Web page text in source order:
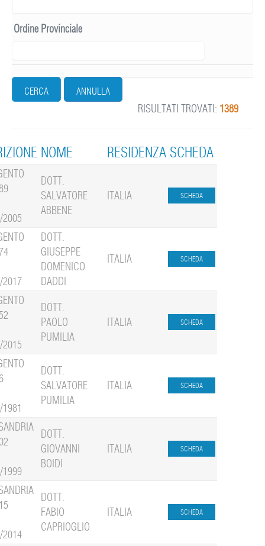
Ordine Provinciale
CERCA ANNULLA
RISULTATI TROVATI: 1389
NOME RESIDENZA SCHEDA
DOTT.
SALVATORE
ABBENE
ITALIA
DOTT.
GIUSEPPE
DOMENICO
DADDI
ITALIA
DOTT.
PAOLO
PUMILIA
ITALIA
DOTT.
SALVATORE
PUMILIA
ITALIA
DOTT.
GIOVANNI
BOIDI
ITALIA
DOTT.
FABIO
CAPRIOGLIO
ITALIA